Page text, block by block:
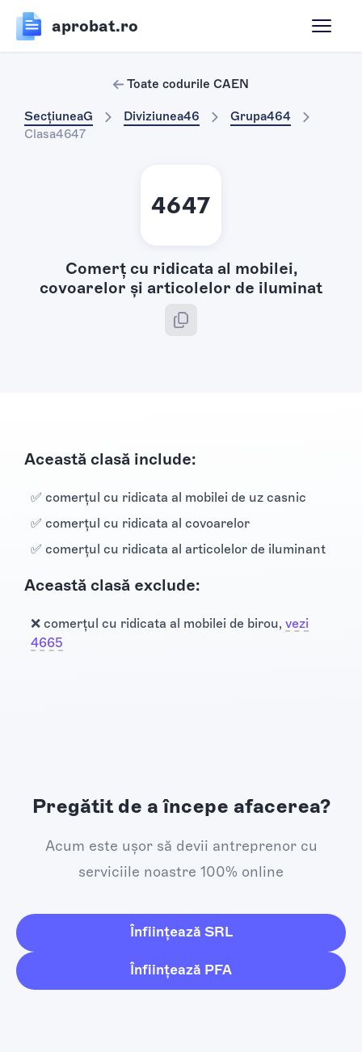
aprobat.ro
Toate codurile CAEN
SecțiuneaG Diviziunea46 Grupa464
Clasa4647
4647
Comerţ cu ridicata al mobilei,
covoarelor şi articolelor de iluminat
Această clasă include:
✅ comerţul cu ridicata al mobilei de uz casnic
✅ comerţul cu ridicata al covoarelor
✅ comerţul cu ridicata al articolelor de iluminant
Această clasă exclude:
❌ comerţul cu ridicata al mobilei de birou, vezi
4665
Pregătit de a începe afacerea?
Acum este ușor să devii antreprenor cu
serviciile noastre 100% online
Înființează SRL
Înființează PFA